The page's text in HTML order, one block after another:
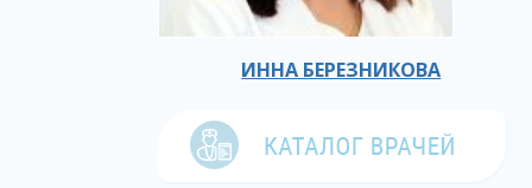
ИННА БЕРЕЗНИКОВА